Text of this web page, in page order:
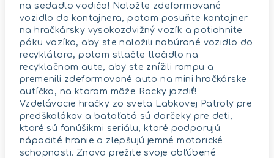
na sedadlo vodiča! Naložte zdeformované
vozidlo do kontajnera, potom posuňte kontajner
na hračkársky vysokozdvižný vozík a potiahnite
páku vozíka, aby ste naložili nabúrané vozidlo do
recyklátora, potom stlačte tlačidlo na
recyklačnom aute, aby ste znížili rampu a
premenili zdeformované auto na mini hračkárske
autíčko, na ktorom môže Rocky jazdiť!
Vzdelávacie hračky zo sveta Labkovej Patroly pre
predškolákov a batoľatá sú darčeky pre deti,
ktoré sú fanúšikmi seriálu, ktoré podporujú
nápadité hranie a zlepšujú jemné motorické
schopnosti. Znova prežite svoje obľúbené